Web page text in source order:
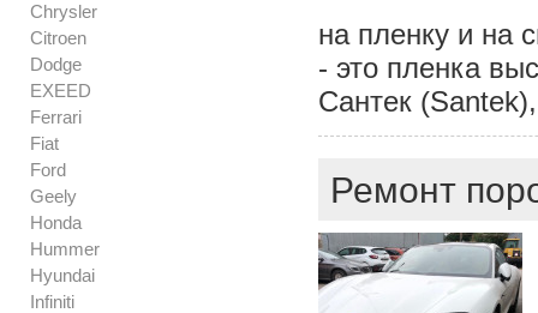
Chrysler
Citroen
Dodge
EXEED
Ferrari
Fiat
Ford
Geely
Honda
Hummer
Hyundai
Infiniti
на пленку и на
- это пленка
Сантек
Ремонт